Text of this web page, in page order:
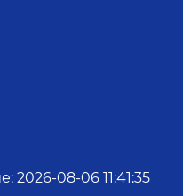
: 2026-08-06 11:41:35